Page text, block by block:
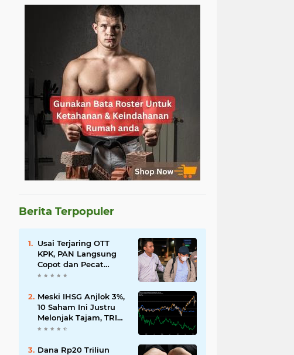
Berita Terpopuler
Usai Terjaring OTT
KPK, PAN Langsung
Copot dan Pecat
Bupati Lombok Barat
Meski IHSG Anjlok 3%,
10 Saham Ini Justru
Melonjak Tajam, TRIM
dan CPIN Masuk
Dana Rp20 Triliun